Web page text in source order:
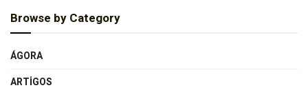
Browse by Category
ÁGORA
ARTIGOS